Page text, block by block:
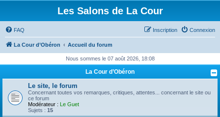
Les Salons de La Cour
FAQ Connexion
Inscription
La Cour d’Obéron Accueil du forum
Nous sommes le 07 août 2026, 18:08
La Cour d’Obéron
Le site, le forum
Concernant toutes vos remarques, critiques, attentes... concernant le site ou
ce forum
Modérateur : Le Guet
Sujets : 15